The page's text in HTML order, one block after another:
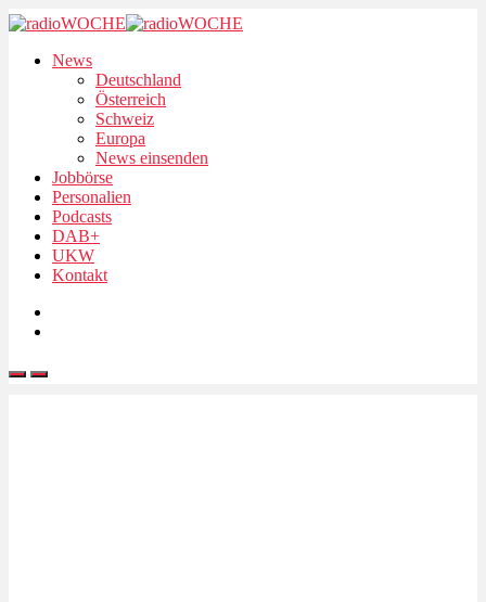
News
Deutschland
Österreich
Schweiz
Europa
News einsenden
Jobbörse
Personalien
Podcasts
DAB+
UKW
Kontakt